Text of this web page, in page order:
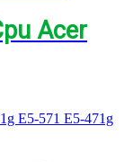
Acer